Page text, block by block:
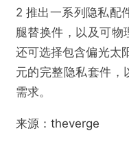
Solos发布19克AI
2 推出一系列隐私配
腿替换件，以及可物
还可选择包含偏光太
元的完整隐私套件，
需求。
来源： theverge